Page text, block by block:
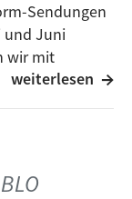
Sendungen
und Juni
wir mit
ins Gespräch
Jahre Ulmer
weiterlesen